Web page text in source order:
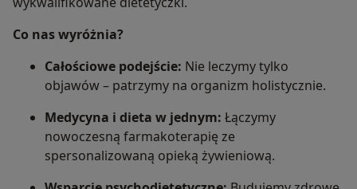
Co nas wyróżnia?
Całościowe podejście: Nie leczymy tylko
objawów – patrzymy na organizm holistycznie.
Medycyna i dieta w jednym: Łączymy
nowoczesną farmakoterapię ze
spersonalizowaną opieką żywieniową.